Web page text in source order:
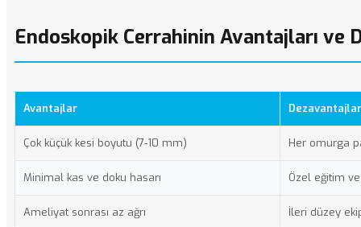
Endoskopik Cerrahinin Avantajları ve
Avantajlar Dezavantajlar
Çok küçük kesi boyutu (7-10 mm) Her omurga
Minimal kas ve doku hasarı Özel eğitim
Ameliyat sonrası az ağrı İleri düzey